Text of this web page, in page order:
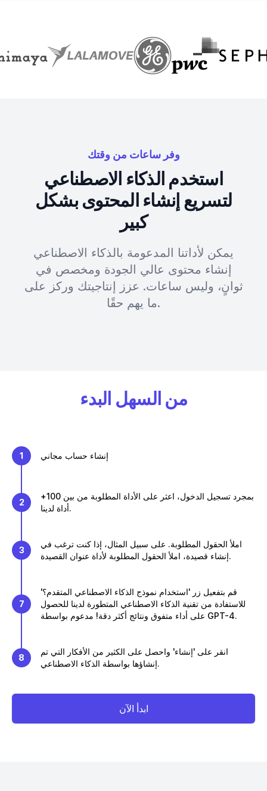
وفر ساعات من وقتك
استخدم الذكاء الاصطناعي
لتسريع إنشاء المحتوى بشكل
كبير
يمكن لأداتنا المدعومة بالذكاء الاصطناعي
إنشاء محتوى عالي الجودة ومخصص في
ثوانٍ، وليس ساعات. عزز إنتاجيتك وركز على
ما يهم حقًا.
من السهل البدء
1 إنشاء حساب مجاني
2
بمجرد تسجيل الدخول، اعثر على الأداة المطلوبة من بين 100+
أداة لدينا.
3
املأ الحقول المطلوبة. على سبيل المثال، إذا كنت ترغب في
إنشاء قصيدة، املأ الحقول المطلوبة لأداة عنوان القصيدة.
7
قم بتفعيل زر 'استخدام نموذج الذكاء الاصطناعي المتقدم؟'
للاستفادة من تقنية الذكاء الاصطناعي المتطورة لدينا للحصول
على أداء متفوق ونتائج أكثر دقة! مدعوم بواسطة GPT-4.
8
انقر على 'إنشاء' واحصل على الكثير من الأفكار التي تم
إنشاؤها بواسطة الذكاء الاصطناعي.
ابدأ الآن